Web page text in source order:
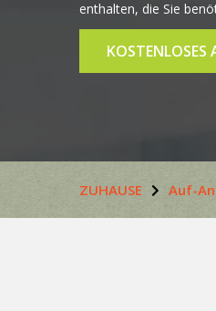
enthalten, die Sie
KOSTENLOSES
ZUHAUSE Auf-